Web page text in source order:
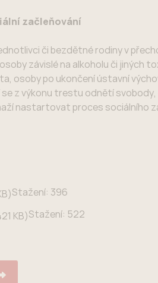
začleňování
či bezdětné rodiny v
závislé na alkoholu či jiných
osoby po ukončení ústavní
z výkonu trestu odnětí
nastartovat proces sociálního
Stažení: 396
KB Stažení: 522